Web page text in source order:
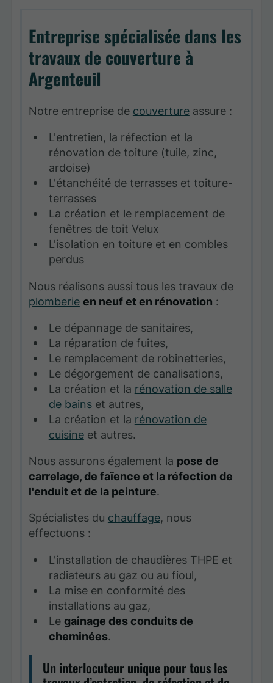
Entreprise spécialisée dans les
travaux de couverture à
Argenteuil
Notre entreprise de couvertureassure :
L'entretien, la réfection et la
rénovation de toiture (tuile, zinc,
ardoise)
L'étanchéité de terrasses et toiture-
terrasses
La création et le remplacement de
fenêtres de toit Velux
L'isolation en toiture et en combles
perdus
Nous réalisons aussi tous les travaux de
plomberie en neuf et en rénovation :
Le dépannage de sanitaires,
La réparation de fuites,
Le remplacement de robinetteries,
Le dégorgement de canalisations,
La création et la rénovation de salle
de bainset autres,
La création et la rénovation de
cuisineet autres.
Nous assurons également la pose de
carrelage, de faïence et la réfection de
l'enduit et de la peinture.
Spécialistes du chauffage, nous
effectuons :
L'installation de chaudières THPE et
radiateurs au gaz ou au fioul,
La mise en conformité des
installations au gaz,
Le gainage des conduits de
cheminées.
Un interlocuteur unique pour tous les